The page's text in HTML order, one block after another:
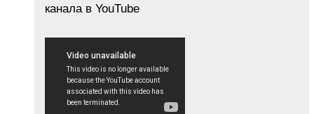
канала в YouTube